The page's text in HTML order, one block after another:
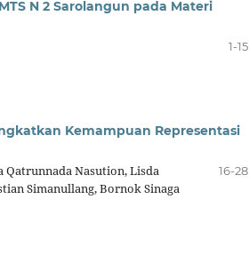
N 2 Sarolangun pada Materi
1-15
Kemampuan Representasi
Qatrunnada Nasution, Lisda
Simanullang, Bornok Sinaga
16-28